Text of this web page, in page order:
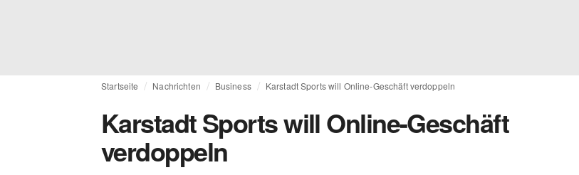
Startseite Nachrichten Business Karstadt Sports will Online-Geschäft verdoppeln
Karstadt Sports will Online-Geschäft
verdoppeln